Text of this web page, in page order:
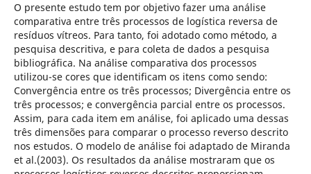
O presente estudo tem por objetivo fazer uma análise
comparativa entre três processos de logística reversa de
resíduos vítreos. Para tanto, foi adotado como método, a
pesquisa descritiva, e para coleta de dados a pesquisa
bibliográfica. Na análise comparativa dos processos
utilizou-se cores que identificam os itens como sendo:
Convergência entre os três processos; Divergência entre os
três processos; e convergência parcial entre os processos.
Assim, para cada item em análise, foi aplicado uma dessas
três dimensões para comparar o processo reverso descrito
nos estudos. O modelo de análise foi adaptado de Miranda
et al.(2003). Os resultados da análise mostraram que os